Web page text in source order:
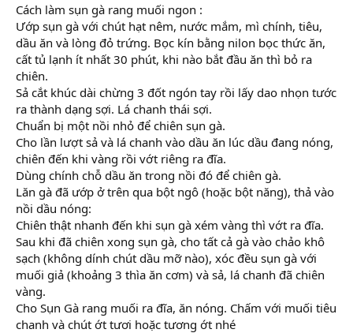
Cách làm sụn gà rang muối ngon :
Ướp sụn gà với chút hạt nêm, nước mắm, mì chính, tiêu,
dầu ăn và lòng đỏ trứng. Bọc kín bằng nilon bọc thức ăn,
cất tủ lạnh ít nhất 30 phút, khi nào bắt đầu ăn thì bỏ ra
chiên.
Sả cắt khúc dài chừng 3 đốt ngón tay rồi lấy dao nhọn tước
ra thành dạng sợi. Lá chanh thái sợi.
Chuẩn bị một nồi nhỏ để chiên sụn gà.
Cho lần lượt sả và lá chanh vào dầu ăn lúc dầu đang nóng,
chiên đến khi vàng rồi vớt riêng ra đĩa.
Dùng chính chỗ dầu ăn trong nồi đó để chiên gà.
Lăn gà đã ướp ở trên qua bột ngô (hoặc bột năng), thả vào
nồi dầu nóng:
Chiên thật nhanh đến khi sụn gà xém vàng thì vớt ra đĩa.
Sau khi đã chiên xong sụn gà, cho tất cả gà vào chảo khô
sạch (không dính chút dầu mỡ nào), xóc đều sụn gà với
muối giả (khoảng 3 thìa ăn cơm) và sả, lá chanh đã chiên
vàng.
Cho Sụn Gà rang muối ra đĩa, ăn nóng. Chấm với muối tiêu
chanh và chút ớt tươi hoặc tương ớt nhé